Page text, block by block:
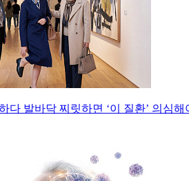
다 발바닥 찌릿하면 ‘이 질환’ 의심해